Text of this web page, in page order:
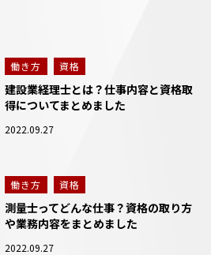
働き方 資格
建設業経理士とは？仕事内容と資格取
得についてまとめました
2022.09.27
働き方 資格
測量士ってどんな仕事？資格の取り方
や業務内容をまとめました
2022.09.27